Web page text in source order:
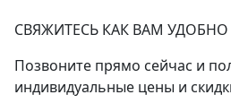
СВЯЖИТЕСЬ КАК ВАМ УДОБНО
Позвоните прямо сейчас и
индивидуальные цены и